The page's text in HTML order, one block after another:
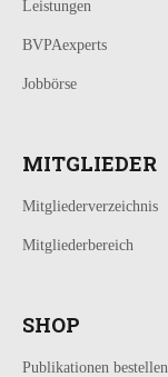
Leistungen
BVPAexperts
Jobbörse
MITGLIEDER
Mitgliederverzeichnis
Mitgliederbereich
SHOP
Publikationen bestellen